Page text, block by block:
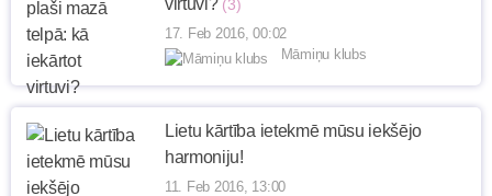
virtuvi? (3)
17. Feb 2016, 00:02
Māmiņu klubs
Lietu kārtība ietekmē mūsu iekšējo
harmoniju!
11. Feb 2016, 13:00